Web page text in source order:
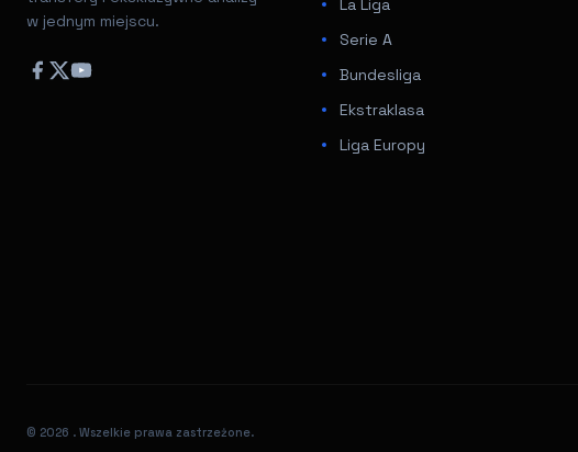
w jednym miejscu.
La Liga
Serie A
Bundesliga
Ekstraklasa
Liga Europy
© 2026 . Wszelkie prawa zastrzeżone.